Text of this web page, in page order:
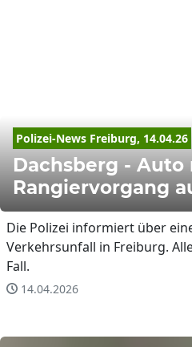
Polizei-News Freiburg, 14.04.26
Dachsberg - Auto
Rangiervorgang
Die Polizei informiert über
Verkehrsunfall in Freiburg.
Fall.
14.04.2026